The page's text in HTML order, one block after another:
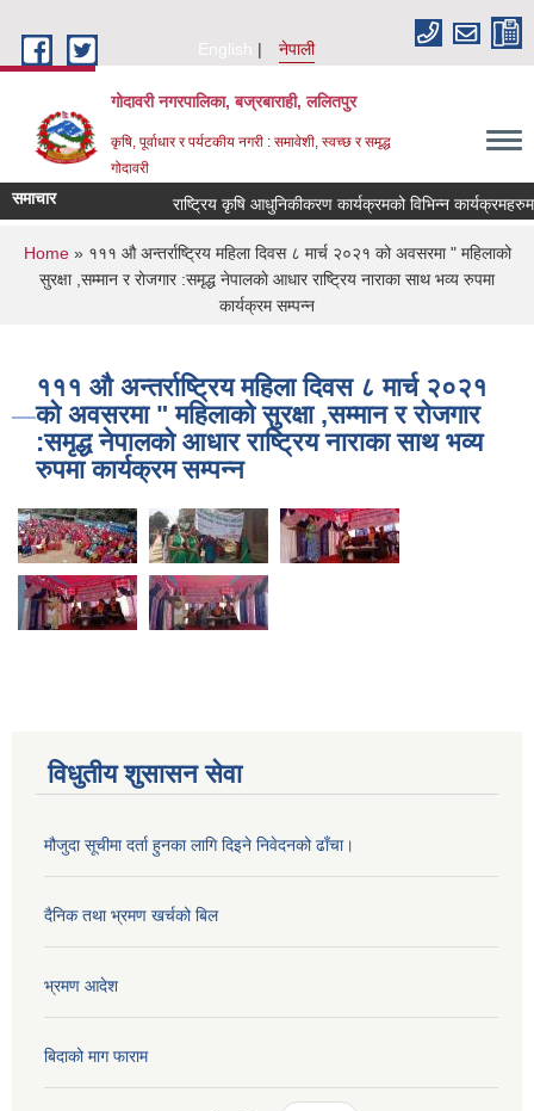
English
नेपाली
गोदावरी नगरपालिका, बज्रबाराही, ललितपुर
कृषि, पूर्वाधार र पर्यटकीय नगरी : समावेशी, स्वच्छ र समृद्ध
गोदावरी
समाचार
You are here
Home» १११ औ अन्तर्राष्ट्रिय महिला दिवस ८ मार्च २०२१ को अवसरमा " महिलाको
सुरक्षा ,सम्मान र राेजगार :समृद्ध नेपालकाे आधार राष्ट्रिय नाराका साथ भव्य रुपमा
कार्यक्रम सम्पन्न
१११ औ अन्तर्राष्ट्रिय महिला दिवस ८ मार्च २०२१
को अवसरमा " महिलाको सुरक्षा ,सम्मान र राेजगार
:समृद्ध नेपालकाे आधार राष्ट्रिय नाराका साथ भव्य
रुपमा कार्यक्रम सम्पन्न
विधुतीय शुसासन सेवा
मौजुदा सूचीमा दर्ता हुनका लागि दिइने निवेदनको ढाँचा।
दैनिक तथा भ्रमण खर्चको बिल
भ्रमण आदेश
बिदाको माग फाराम